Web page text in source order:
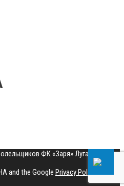
ФК «Заря» Луганск
and the Google Privacy Policy